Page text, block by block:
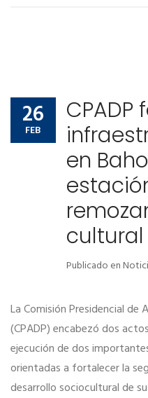
26
FEB
en
Publicado en
La Comisión Presidencial de
(CPADP) encabezó dos
ejecución de dos
orientadas a fortalecer la
desarrollo sociocultural de